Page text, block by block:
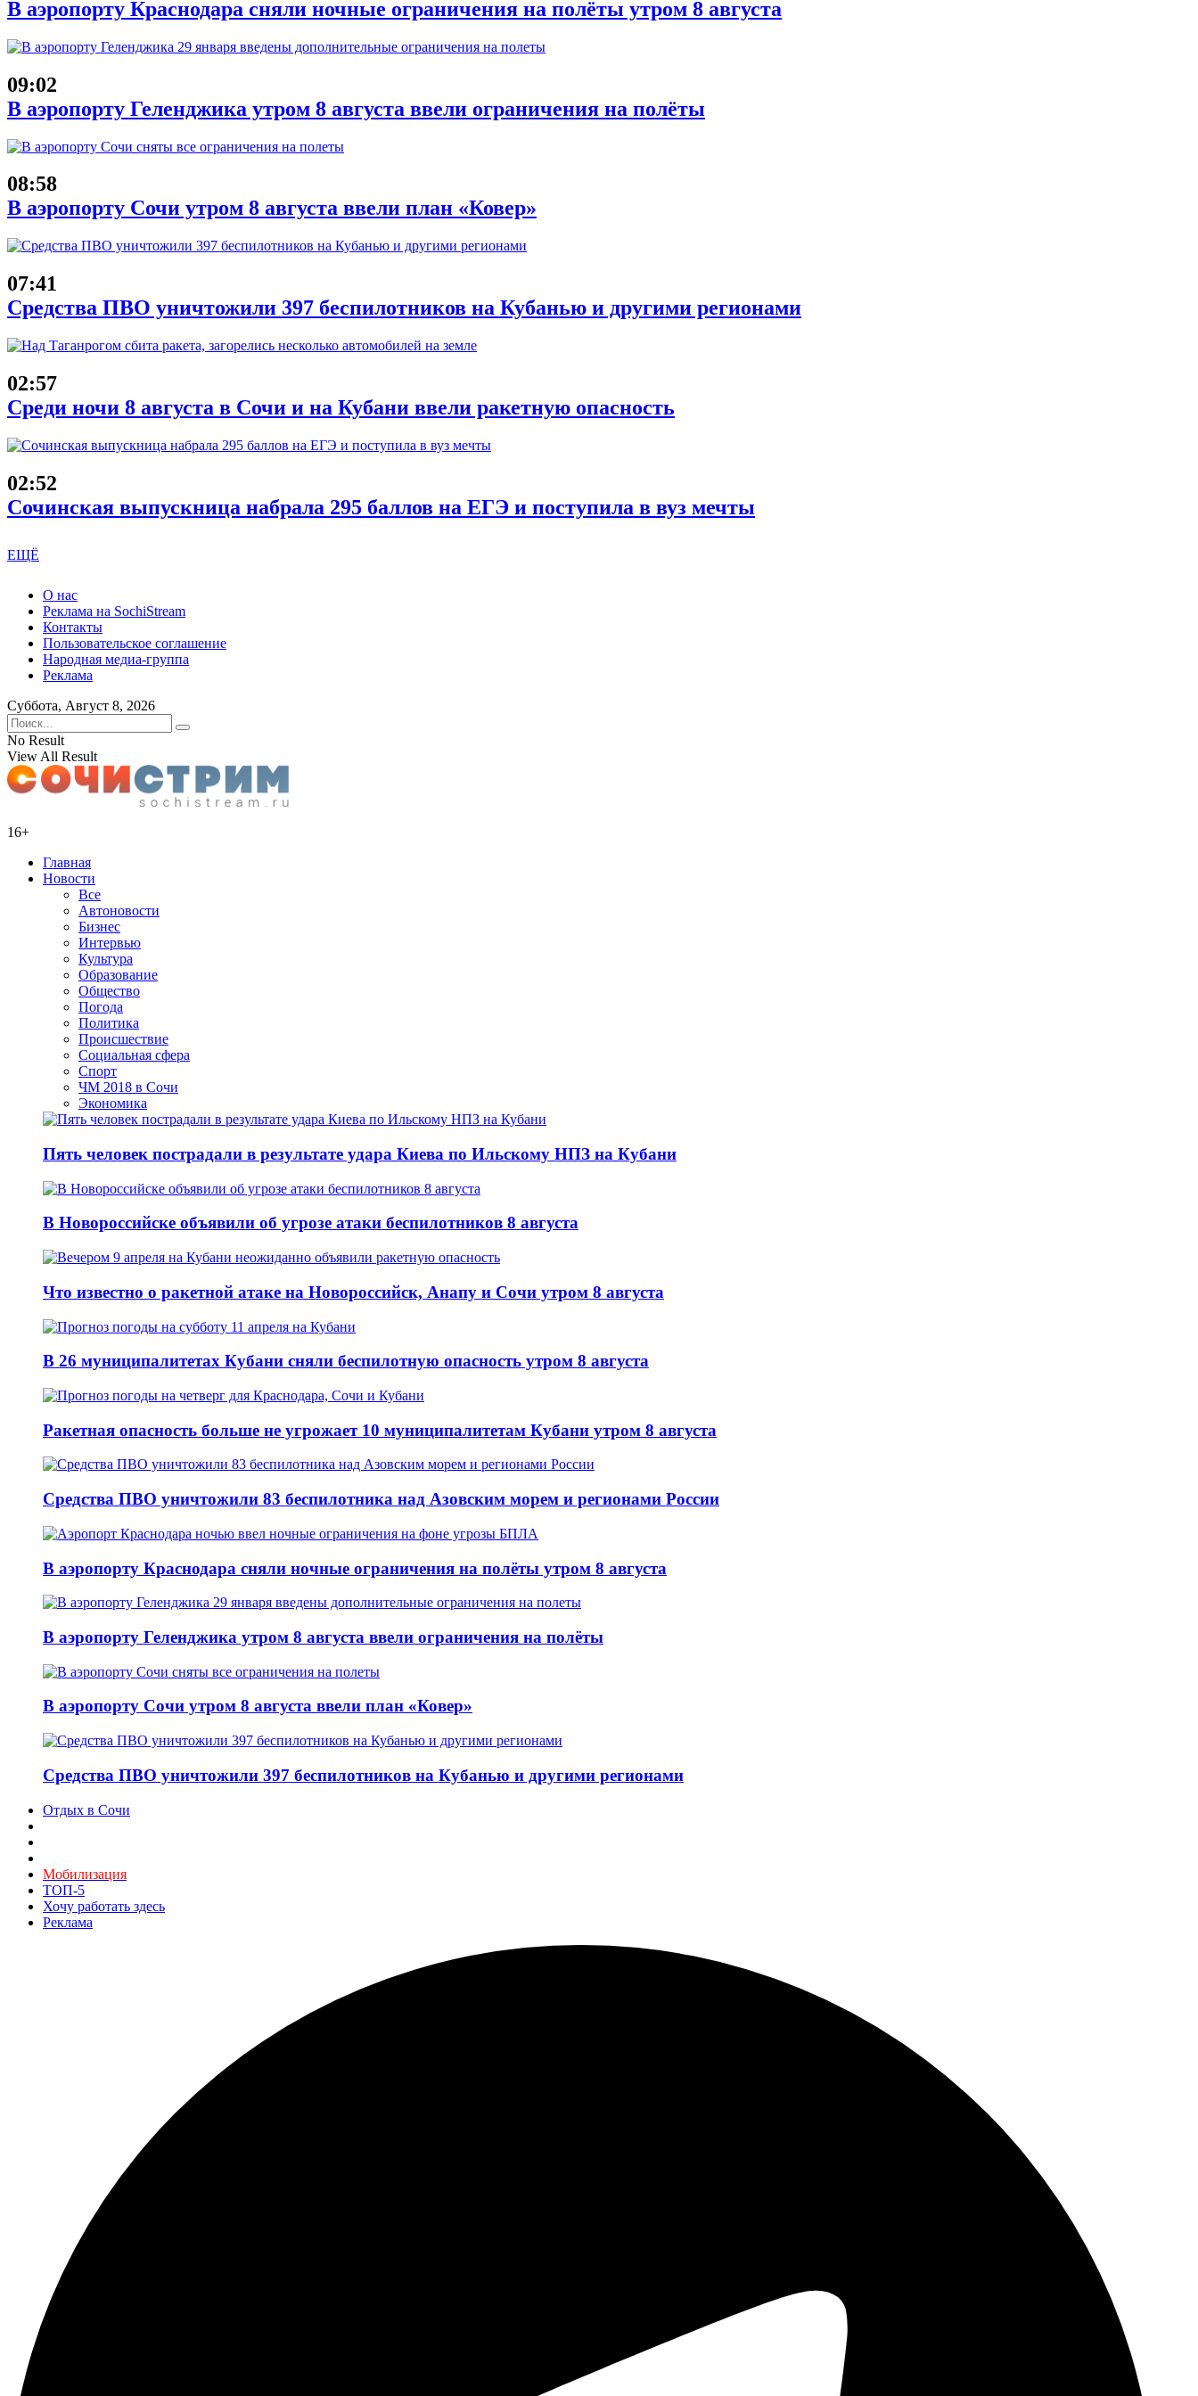
В аэропорту Краснодара сняли ночные ограничения на полёты утром 8 августа
09:02
В аэропорту Геленджика утром 8 августа ввели ограничения на полёты
08:58
В аэропорту Сочи утром 8 августа ввели план «Ковер»
07:41
Средства ПВО уничтожили 397 беспилотников на Кубанью и другими регионами
02:57
Среди ночи 8 августа в Сочи и на Кубани ввели ракетную опасность
02:52
Сочинская выпускница набрала 295 баллов на ЕГЭ и поступила в вуз мечты
ЕЩЁ
О нас
Реклама на SochiStream
Контакты
Пользовательское соглашение
Народная медиа-группа
Реклама
Суббота, Август 8, 2026
No Result
View All Result
16+
Главная
Новости
Все
Автоновости
Бизнес
Интервью
Культура
Образование
Общество
Погода
Политика
Происшествие
Социальная сфера
Спорт
ЧМ 2018 в Сочи
Экономика
Пять человек пострадали в результате удара Киева по Ильскому НПЗ на Кубани
В Новороссийске объявили об угрозе атаки беспилотников 8 августа
Что известно о ракетной атаке на Новороссийск, Анапу и Сочи утром 8 августа
В 26 муниципалитетах Кубани сняли беспилотную опасность утром 8 августа
Ракетная опасность больше не угрожает 10 муниципалитетам Кубани утром 8 августа
Средства ПВО уничтожили 83 беспилотника над Азовским морем и регионами России
В аэропорту Краснодара сняли ночные ограничения на полёты утром 8 августа
В аэропорту Геленджика утром 8 августа ввели ограничения на полёты
В аэропорту Сочи утром 8 августа ввели план «Ковер»
Средства ПВО уничтожили 397 беспилотников на Кубанью и другими регионами
Отдых в Сочи
Мобилизация
ТОП-5
Хочу работать здесь
Реклама